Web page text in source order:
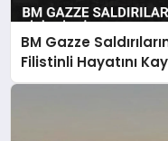
BM Gazze
Filistinli Hayatını